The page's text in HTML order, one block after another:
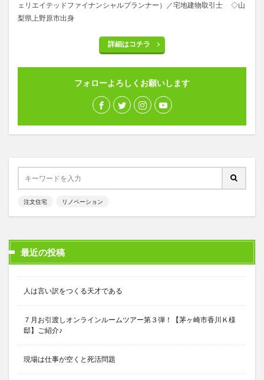
ェリエイテッドファイナンシャルプランナー）／宅地建物取引士 ◇山
梨県上野原市出身
詳細はコチラ
フォローよろしくお願いします
注文住宅 リノベーション
最近の投稿
人は言い訳をつくる天才である
７月お引渡しオンラインルームツアー第３弾！【茅ヶ崎市香川Ｋ様
邸】ご紹介♪
現場は仕事が空くと死活問題